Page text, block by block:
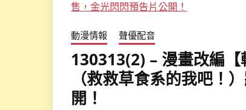
動漫情報 聲優配音
130313(2) – 漫畫改編【
（救救草食系的我吧！
開！